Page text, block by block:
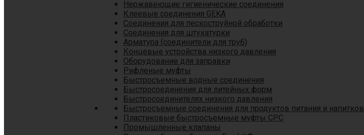
Нержавеющие гигиенические соединения
Клеевые соединения GEKA
Соединения для пескоструйной обработки
Cоединения для штукатурки
Арматура (соединители для труб)
Концевые устройства низкого давления
Оборудование для заправки
Рифленые муфты
Быстросъемные водные соединения
Быстросоединения для литейных форм
Быстросоединителях низкого давления
Быстросъемные соединения для продуктов питания и напитков
Пластиковые быстросъемные муфты CPC
Промышленные клапаны